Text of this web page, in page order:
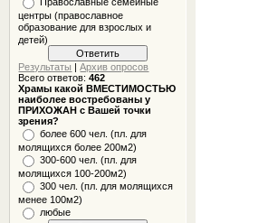
центры (православное
образование для взрослых и
детей)
Результаты |Архив опросов
Всего ответов:462
Храмы какой ВМЕСТИМОСТЬЮ
наиболее востребованы у
ПРИХОЖАН с Вашей точки
зрения?
более 600 чел. (пл. для
молящихся более 200м2)
300-600 чел. (пл. для
молящихся 100-200м2)
300 чел. (пл. для молящихся
менее 100м2)
любые